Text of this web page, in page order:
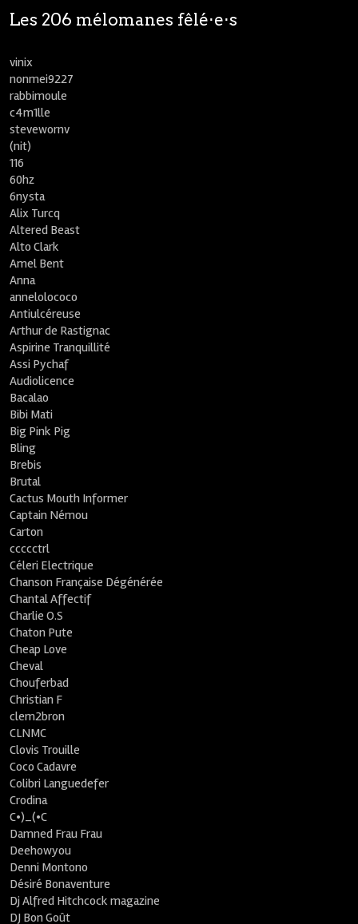
Les 206 mélomanes fêlé⋅e⋅s
vinix
nonmei9227
rabbimoule
c4m1lle
stevewornv
(nit)
116
60hz
6nysta
Alix Turcq
Altered Beast
Alto Clark
Amel Bent
Anna
annelolococo
Antiulcéreuse
Arthur de Rastignac
Aspirine Tranquillité
Assi Pychaf
Audiolicence
Bacalao
Bibi Mati
Big Pink Pig
Bling
Brebis
Brutal
Cactus Mouth Informer
Captain Némou
Carton
ccccctrl
Céleri Electrique
Chanson Française Dégénérée
Chantal Affectif
Charlie O.S
Chaton Pute
Cheap Love
Cheval
Chouferbad
Christian F
clem2bron
CLNMC
Clovis Trouille
Coco Cadavre
Colibri Languedefer
Crodina
C•)_(•C
Damned Frau Frau
Deehowyou
Denni Montono
Désiré Bonaventure
Dj Alfred Hitchcock magazine
DJ Bon Goût